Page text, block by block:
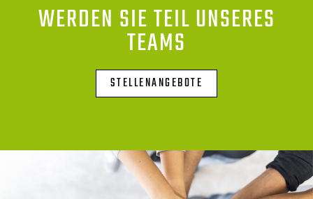
WERDEN SIE TEIL UNSERES
TEAMS
STELLENANGEBOTE